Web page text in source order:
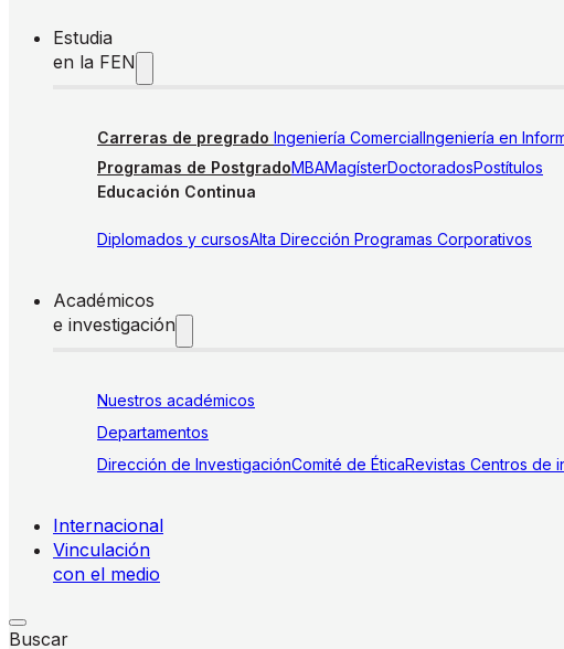
Estudia
en la FEN
Carreras de pregrado Ingeniería ComercialIngeniería en
Programas de PostgradoMBAMagísterDoctoradosPostítulos
Educación Continua
Diplomados y cursosAlta Dirección Programas Corporativos
Académicos
e investigación
Nuestros académicos
Departamentos
Dirección de InvestigaciónComité de ÉticaRevistas Centros de
Internacional
Vinculación
con el medio
Buscar